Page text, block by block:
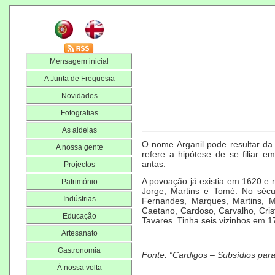
Mensagem inicial
A Junta de Freguesia
Novidades
Fotografias
As aldeias
A nossa gente
Projectos
Património
Indústrias
Educação
Artesanato
Gastronomia
À nossa volta
O nome Arganil pode resultar
refere a hipótese de se filiar
antas.
A povoação já existia em 1620 e
Jorge, Martins e Tomé. No
Fernandes, Marques, Martins,
Caetano, Cardoso, Carvalho,
Tavares. Tinha seis vizinhos em
Fonte: “Cardigos – Subsídios